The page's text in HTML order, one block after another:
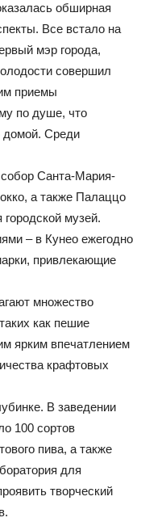
обширная
Все встало на
мэр города,
совершил
приемы
по душе, что
домой. Среди
Санта-Мария-
а также Палаццо
музей.
– в Кунео ежегодно
привлекающие
множество
как пешие
ярким впечатлением
крафтовых
В заведении
100 сортов
пива, а также
для
творческий